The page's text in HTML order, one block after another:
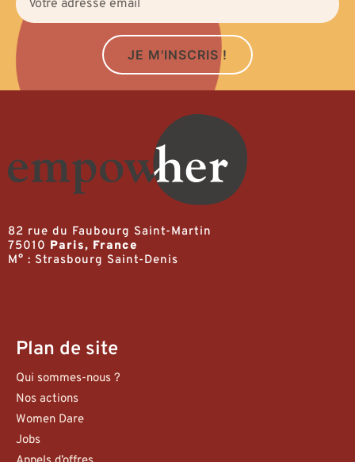
JE M'INSCRIS !
82 rue du Faubourg Saint-Martin
75010 Paris, France
M° : Strasbourg Saint-Denis
Plan de site
Qui sommes-nous ?
Nos actions
Women Dare
Jobs